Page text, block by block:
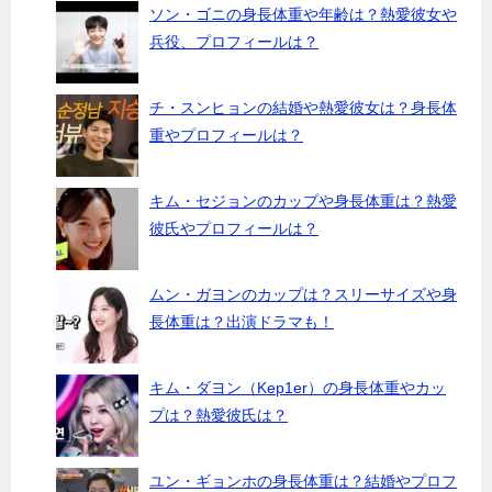
ソン・ゴニの身長体重や年齢は？熱愛彼女や
兵役、プロフィールは？
チ・スンヒョンの結婚や熱愛彼女は？身長体
重やプロフィールは？
キム・セジョンのカップや身長体重は？熱愛
彼氏やプロフィールは？
ムン・ガヨンのカップは？スリーサイズや身
長体重は？出演ドラマも！
キム・ダヨン（Kep1er）の身長体重やカッ
プは？熱愛彼氏は？
ユン・ギョンホの身長体重は？結婚やプロフ